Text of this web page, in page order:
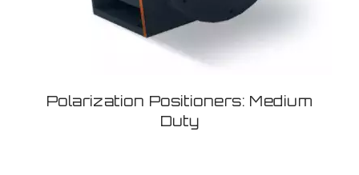
Polarization Positioners: Medium
Duty